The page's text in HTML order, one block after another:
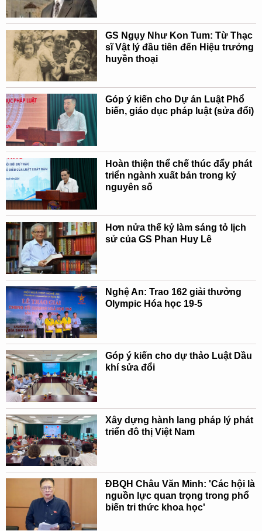
GS Ngụy Như Kon Tum: Từ Thạc
sĩ Vật lý đầu tiên đến Hiệu trưởng
huyền thoại
Góp ý kiến cho Dự án Luật Phổ
biến, giáo dục pháp luật (sửa đổi)
Hoàn thiện thể chế thúc đẩy phát
triển ngành xuất bản trong kỷ
nguyên số
Hơn nửa thế kỷ làm sáng tỏ lịch
sử của GS Phan Huy Lê
Nghệ An: Trao 162 giải thưởng
Olympic Hóa học 19-5
Góp ý kiến cho dự thảo Luật Dầu
khí sửa đổi
Xây dựng hành lang pháp lý phát
triển đô thị Việt Nam
ĐBQH Châu Văn Minh: 'Các hội là
nguồn lực quan trọng trong phổ
biến tri thức khoa học'